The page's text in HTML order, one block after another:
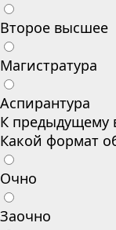
Второе высшее
Магистратура
Аспирантура
К предыдущему
Какой формат
Очно
Заочно